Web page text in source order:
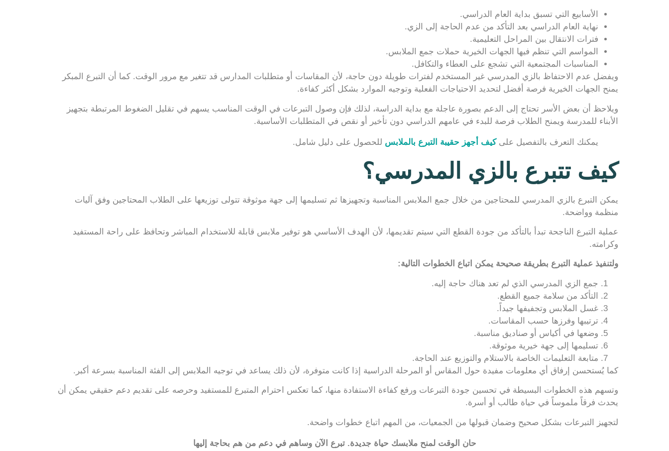
الأسابيع التي تسبق بداية العام الدراسي.
نهاية العام الدراسي بعد التأكد من عدم الحاجة إلى الزي.
فترات الانتقال بين المراحل التعليمية.
المواسم التي تنظم فيها الجهات الخيرية حملات جمع الملابس.
المناسبات المجتمعية التي تشجع على العطاء والتكافل.
ويفضل عدم الاحتفاظ بالزي المدرسي غير المستخدم لفترات طويلة دون حاجة، لأن المقاسات أو متطلبات المدارس قد تتغير مع مرور الوقت. كما أن التبرع المبكر
يمنح الجهات الخيرية فرصة أفضل لتحديد الاحتياجات الفعلية وتوجيه الموارد بشكل أكثر كفاءة.
ويلاحظ أن بعض الأسر تحتاج إلى الدعم بصورة عاجلة مع بداية الدراسة، لذلك فإن وصول التبرعات في الوقت المناسب يسهم في تقليل الضغوط المرتبطة بتجهيز
الأبناء للمدرسة ويمنح الطلاب فرصة للبدء في عامهم الدراسي دون تأخير أو نقص في المتطلبات الأساسية.
يمكنك التعرف بالتفصيل على كيف أجهز حقيبة التبرع بالملابس للحصول على دليل شامل.
كيف تتبرع بالزي المدرسي؟
يمكن التبرع بالزي المدرسي للمحتاجين من خلال جمع الملابس المناسبة وتجهيزها ثم تسليمها إلى جهة موثوقة تتولى توزيعها على الطلاب المحتاجين وفق آليات
منظمة وواضحة.
عملية التبرع الناجحة تبدأ بالتأكد من جودة القطع التي سيتم تقديمها، لأن الهدف الأساسي هو توفير ملابس قابلة للاستخدام المباشر وتحافظ على راحة المستفيد
وكرامته.
ولتنفيذ عملية التبرع بطريقة صحيحة يمكن اتباع الخطوات التالية:
جمع الزي المدرسي الذي لم تعد هناك حاجة إليه.
التأكد من سلامة جميع القطع.
غسل الملابس وتجفيفها جيداً.
ترتيبها وفرزها حسب المقاسات.
وضعها في أكياس أو صناديق مناسبة.
تسليمها إلى جهة خيرية موثوقة.
متابعة التعليمات الخاصة بالاستلام والتوزيع عند الحاجة.
كما يُستحسن إرفاق أي معلومات مفيدة حول المقاس أو المرحلة الدراسية إذا كانت متوفرة، لأن ذلك يساعد في توجيه الملابس إلى الفئة المناسبة بسرعة أكبر.
وتسهم هذه الخطوات البسيطة في تحسين جودة التبرعات ورفع كفاءة الاستفادة منها، كما تعكس احترام المتبرع للمستفيد وحرصه على تقديم دعم حقيقي يمكن أن
يحدث فرقاً ملموساً في حياة طالب أو أسرة.
لتجهيز التبرعات بشكل صحيح وضمان قبولها من الجمعيات، من المهم اتباع خطوات واضحة.
حان الوقت لمنح ملابسك حياة جديدة. تبرع الآن وساهم في دعم من هم بحاجة إليها